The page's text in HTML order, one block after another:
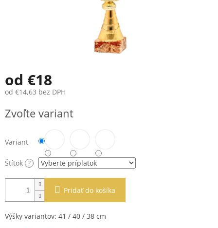
od €18
od €14,63 bez DPH
cena:
Zvoľte variant
Variant
Štítok ?
Pridať do košíka
Výšky variantov: 41 / 40 / 38 cm